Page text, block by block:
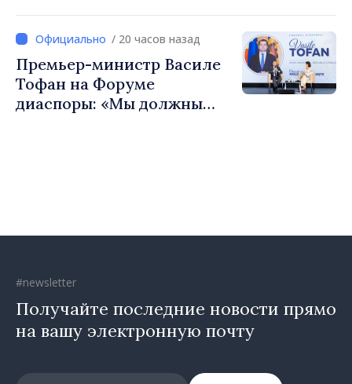
чтобы строить более
сильные сообщества»
/ 20 часов назад
Премьер-министр Василе
Тофан на Форуме
диаспоры: «Мы должны
#newsletter
Получайте последние новости прямо
на вашу электронную почту